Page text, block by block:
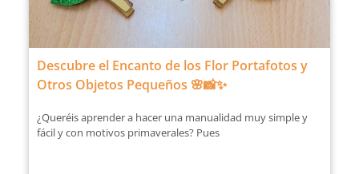
Descubre el Encanto de los Flor Portafotos y
Otros Objetos Pequeños 🌸📸✨
¿Queréis aprender a hacer una manualidad muy simple y
fácil y con motivos primaverales? Pues